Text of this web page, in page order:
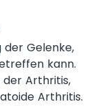
der Gelenke,
kann.
der Arthritis,
Arthritis.